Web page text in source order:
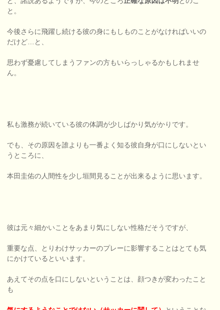
と。
今後さらに飛躍し続ける彼の身にもしものことがなければいいの
だけど…と、
思わず憂慮してしまうファンの方もいらっしゃるかもしれませ
ん。
私も激務が続いている彼の体調が少しばかり気がかりです。
でも、その原因を誰よりも一番よく知る彼自身が口にしないとい
うところに、
本田圭佑の人間性を少し垣間見ることが出来るように思います。
彼は元々細かいことをあまり気にしない性格だそうですが、
重要な点、とりわけサッカーのプレーに影響することはとても気
にかけているといいます。
あえてその点を口にしないということは、顔つきが変わったこと
も